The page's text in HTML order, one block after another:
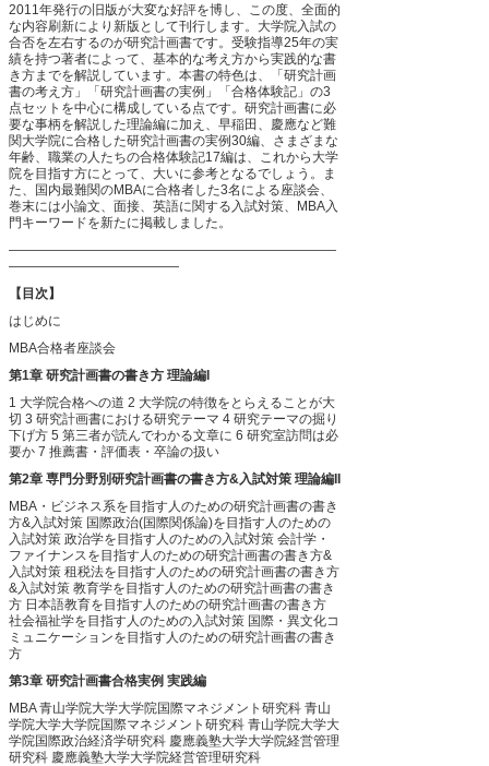
2011年発行の旧版が大変な好評を博し、この度、全面的
な内容刷新により新版として刊行します。大学院入試の
合否を左右するのが研究計画書です。受験指導25年の実
績を持つ著者によって、基本的な考え方から実践的な書
き方までを解説しています。本書の特色は、「研究計画
書の考え方」「研究計画書の実例」「合格体験記」の3
点セットを中心に構成している点です。研究計画書に必
要な事柄を解説した理論編に加え、早稲田、慶應など難
関大学院に合格した研究計画書の実例30編、さまざまな
年齢、職業の人たちの合格体験記17編は、これから大学
院を目指す方にとって、大いに参考となるでしょう。ま
た、国内最難関のMBAに合格者した3名による座談会、
巻末には小論文、面接、英語に関する入試対策、MBA入
門キーワードを新たに掲載しました。
―――――――――――――――――――――――――
―――――――――――――
【目次】
はじめに
MBA合格者座談会
第1章 研究計画書の書き方 理論編I
1 大学院合格への道 2 大学院の特徴をとらえることが大
切 3 研究計画書における研究テーマ 4 研究テーマの掘り
下げ方 5 第三者が読んでわかる文章に 6 研究室訪問は必
要か 7 推薦書・評価表・卒論の扱い
第2章 専門分野別研究計画書の書き方&入試対策 理論編II
MBA・ビジネス系を目指す人のための研究計画書の書き
方&入試対策 国際政治(国際関係論)を目指す人のための
入試対策 政治学を目指す人のための入試対策 会計学・
ファイナンスを目指す人のための研究計画書の書き方&
入試対策 租税法を目指す人のための研究計画書の書き方
&入試対策 教育学を目指す人のための研究計画書の書き
方 日本語教育を目指す人のための研究計画書の書き方
社会福祉学を目指す人のための入試対策 国際・異文化コ
ミュニケーションを目指す人のための研究計画書の書き
方
第3章 研究計画書合格実例 実践編
MBA青山学院大学大学院国際マネジメント研究科 青山
学院大学大学院国際マネジメント研究科 青山学院大学大
学院国際政治経済学研究科 慶應義塾大学大学院経営管理
研究科 慶應義塾大学大学院経営管理研究科